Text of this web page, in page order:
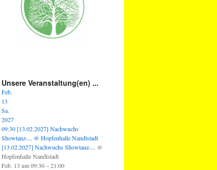
Unsere Veranstaltung(en) ...
Feb.
13
Sa.
2027
09:30 [13.02.2027] Nachwuchs
Showtanz-... @ Hopfenhalle Nandlstadt
[13.02.2027] Nachwuchs Showtanz-... @
Hopfenhalle Nandlstadt
Feb. 13 um 09:30 – 21:00